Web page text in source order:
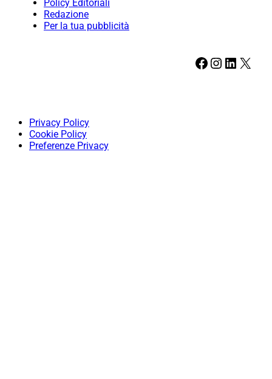
Policy Editoriali
Redazione
Per la tua pubblicità
Facebook Instagram LinkedIn X
Privacy Policy
Cookie Policy
Preferenze Privacy